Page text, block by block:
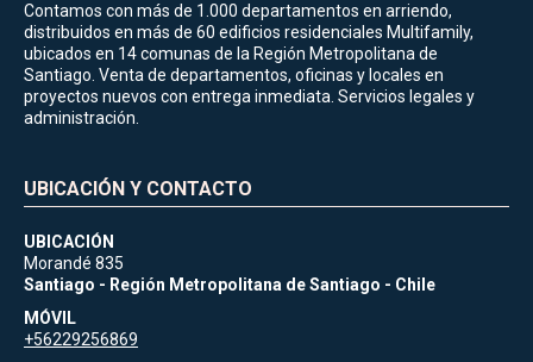
Contamos con más de 1.000 departamentos en arriendo,
distribuidos en más de 60 edificios residenciales Multifamily,
ubicados en 14 comunas de la Región Metropolitana de
Santiago. Venta de departamentos, oficinas y locales en
proyectos nuevos con entrega inmediata. Servicios legales y
administración.
UBICACIÓN Y CONTACTO
UBICACIÓN
Morandé 835
Santiago - Región Metropolitana de Santiago - Chile
MÓVIL
+56229256869